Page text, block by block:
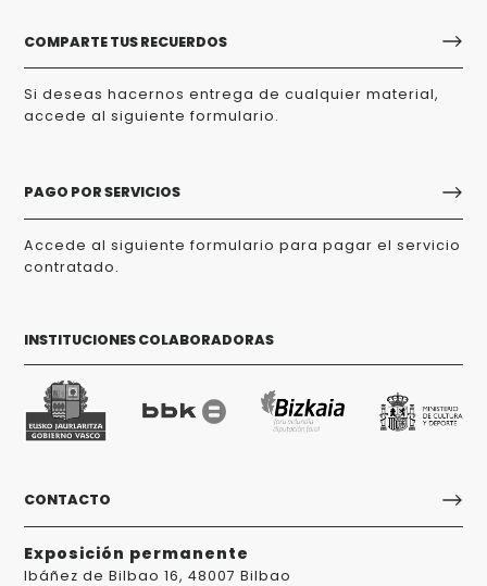
COMPARTE TUS RECUERDOS
Si deseas hacernos entrega de cualquier material,
accede al siguiente formulario.
PAGO POR SERVICIOS
Accede al siguiente formulario para pagar el servicio
contratado.
INSTITUCIONES COLABORADORAS
CONTACTO
Exposición permanente
Ibáñez de Bilbao 16, 48007 Bilbao